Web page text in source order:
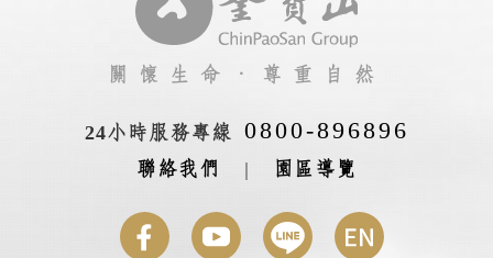
關懷生命‧尊重自然
24小時服務專線 0800-896896
聯絡我們 | 園區導覽